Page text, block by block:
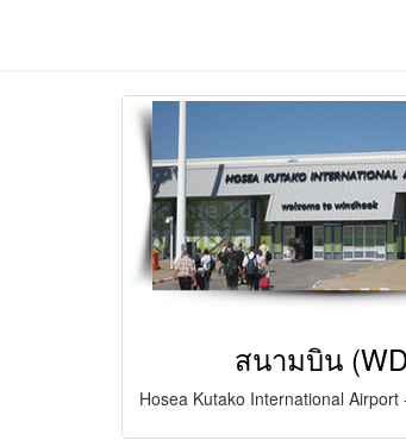
สนามบิน
Hosea Kutako International